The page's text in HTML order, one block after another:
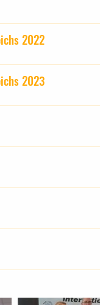
2022
2023